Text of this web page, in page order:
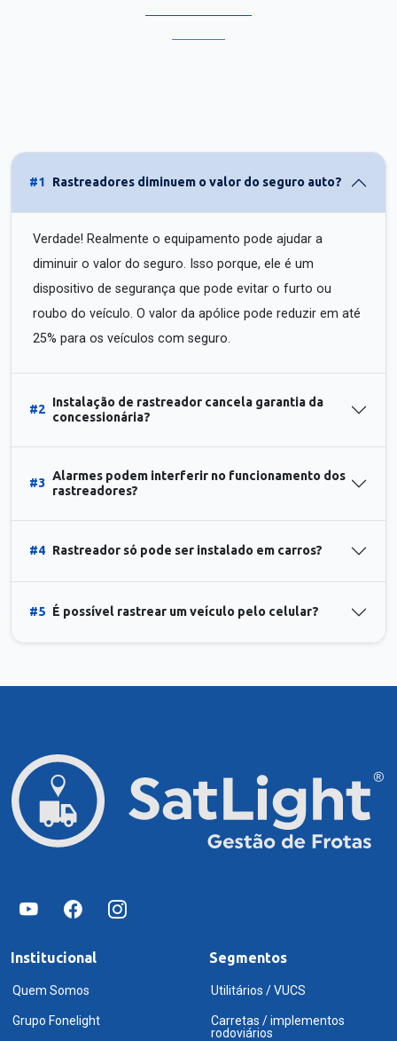
#1 Rastreadores diminuem o valor do seguro auto?
Verdade! Realmente o equipamento pode ajudar a
diminuir o valor do seguro. Isso porque, ele é um
dispositivo de segurança que pode evitar o furto ou
roubo do veículo. O valor da apólice pode reduzir em até
25% para os veículos com seguro.
#2
Instalação de rastreador cancela garantia da
concessionária?
#3
Alarmes podem interferir no funcionamento dos
rastreadores?
#4 Rastreador só pode ser instalado em carros?
#5 É possível rastrear um veículo pelo celular?
Institucional
Quem Somos
Grupo Fonelight
Segmentos
Utilitários / VUCS
Carretas / implementos
rodoviários